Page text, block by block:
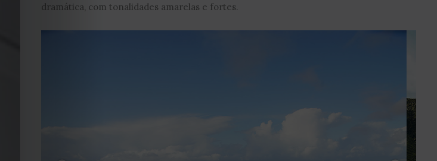
dramática, com tonalidades amarelas e fortes.